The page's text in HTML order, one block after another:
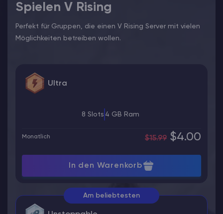
Spielen V Rising
Perfekt für Gruppen, die einen V Rising Server mit vielen
Möglichkeiten betreiben wollen.
Ultra
8 Slots 4 GB Ram
Monatlich $15.99 $4.00
In den Warenkorb
Am beliebtesten